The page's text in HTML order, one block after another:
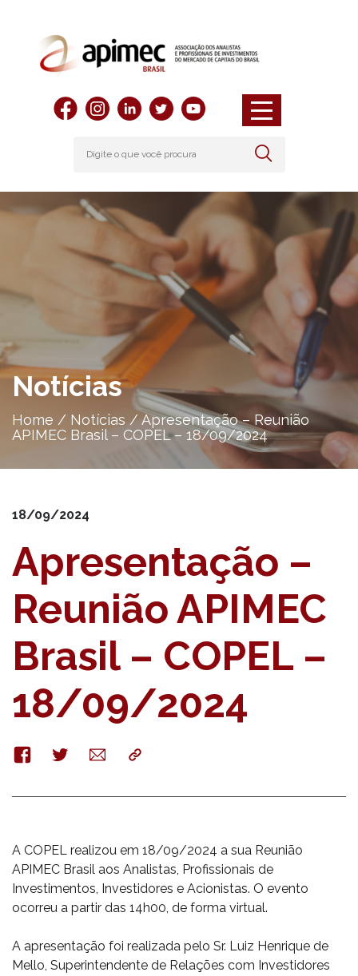
Notícias
Home / Notícias /Apresentação – Reunião
APIMEC Brasil – COPEL – 18/09/2024
18/09/2024
Apresentação –
Reunião APIMEC
Brasil – COPEL –
18/09/2024
FacebookTwitterE-
mail
Copy
A COPEL realizou em 18/09/2024 a sua Reunião
APIMEC Brasil aos Analistas, Profissionais de
Investimentos, Investidores e Acionistas. O evento
ocorreu a partir das 14h00, de forma virtual.
A apresentação foi realizada pelo Sr. Luiz Henrique de
Mello, Superintendente de Relações com Investidores